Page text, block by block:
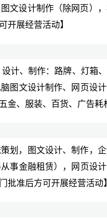
文设计制作（除网页），
开展经营活动】
计、制作：路牌、灯箱
图文设计制作、网页设
、服装、百货、广告耗
划，图文设计、制作，
事金融租赁），网页设
批准后方可开展经营活动】